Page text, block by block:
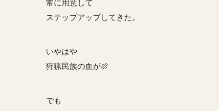
常に用意して
ステップアップしてきた。
いやはや
狩猟民族の血が🍖
でも